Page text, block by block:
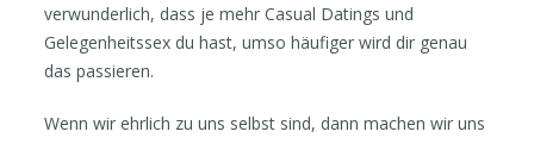
verwunderlich, dass je mehr Casual Datings und
Gelegenheitssex du hast, umso häufiger wird dir genau
das passieren.
Wenn wir ehrlich zu uns selbst sind, dann machen wir uns